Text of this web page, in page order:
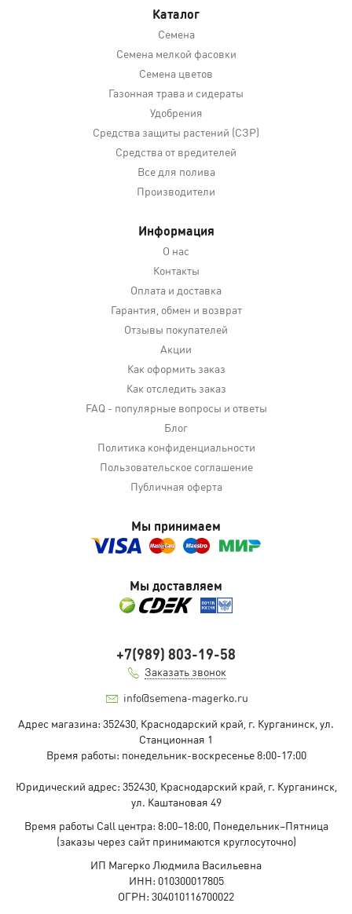
Каталог
Семена
Семена мелкой фасовки
Семена цветов
Газонная трава и сидераты
Удобрения
Средства защиты растений (СЗР)
Средства от вредителей
Все для полива
Производители
Информация
О нас
Контакты
Оплата и доставка
Гарантия, обмен и возврат
Отзывы покупателей
Акции
Как оформить заказ
Как отследить заказ
FAQ - популярные вопросы и ответы
Блог
Политика конфиденциальности
Пользовательское соглашение
Публичная оферта
Мы принимаем
Мы доставляем
+7(989) 803-19-58
Заказать звонок
info@semena-magerko.ru
Адрес магазина: 352430, Краснодарский край, г. Курганинск, ул.
Станционная 1
Время работы: понедельник-воскресенье 8:00-17:00
Юридический адрес: 352430, Краснодарский край, г. Курганинск,
ул. Каштановая 49
Время работы Call центра: 8:00–18:00, Понедельник–Пятница
(заказы через сайт принимаются круглосуточно)
ИП Магерко Людмила Васильевна
ИНН: 010300017805
ОГРН: 304010116700022